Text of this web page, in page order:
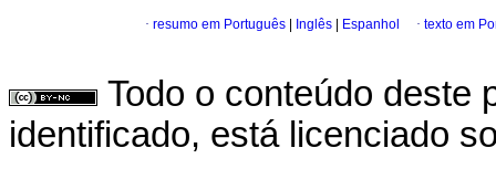
· resumo em Português Inglês Espanhol · texto em
Todo o conteúdo deste
identificado, está licenciado